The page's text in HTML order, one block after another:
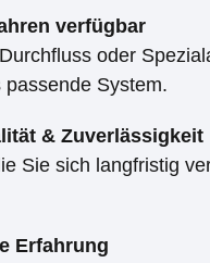
verfügbar
oder
System.
& Zuverlässigkeit
Sie sich langfristig
Erfahrung